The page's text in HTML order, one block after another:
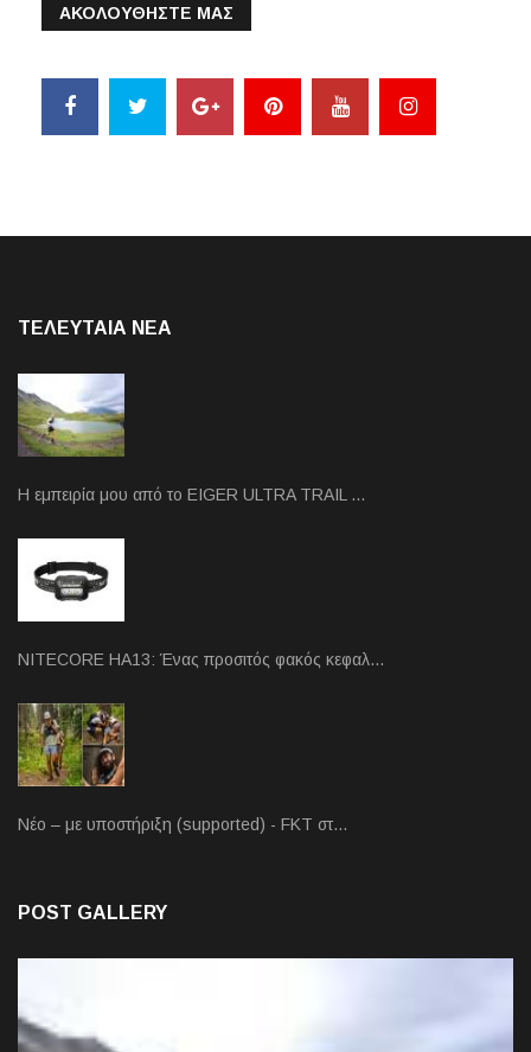
ΑΚΟΛΟΥΘΗΣΤΕ ΜΑΣ
ΤΕΛΕΥΤΑΙΑ NEA
Η εμπειρία μου από το EIGER ULTRA TRAIL …
NITECORE HA13: Ένας προσιτός φακός κεφαλ…
Νέο – με υποστήριξη (supported) - FKT στ…
POST GALLERY